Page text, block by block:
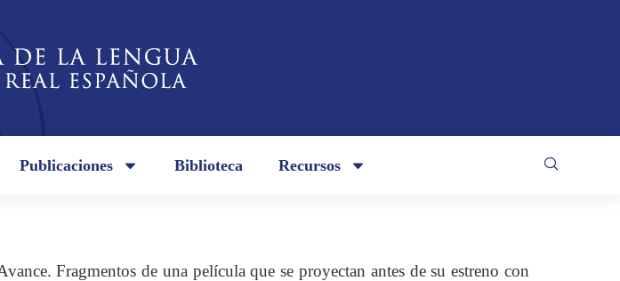
Publicaciones Biblioteca Recursos
Fragmentos de una película que se proyectan antes de su estreno con